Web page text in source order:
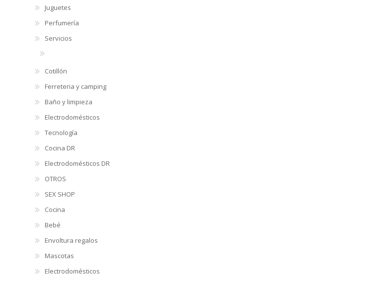
Juguetes
Perfumería
Servicios
Cotillón
Ferreteria y camping
Baño y limpieza
Electrodomésticos
Tecnología
Cocina DR
Electrodomésticos DR
OTROS
SEX SHOP
Cocina
Bebé
Envoltura regalos
Mascotas
Electrodomésticos